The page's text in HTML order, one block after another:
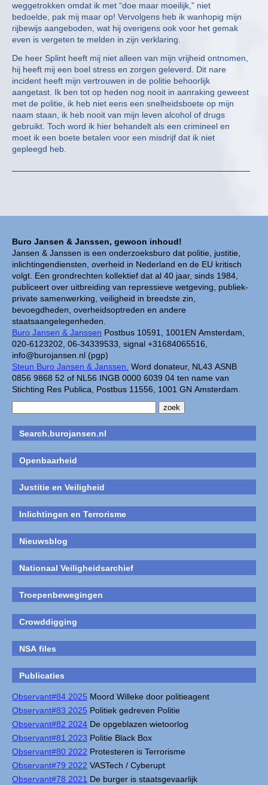
Buro Jansen & Janssen, gewoon inhoud!
Jansen & Janssen is een onderzoeksburo dat politie, justitie,
inlichtingendiensten, overheid in Nederland en de EU kritisch
volgt. Een grondrechten kollektief dat al 40 jaar, sinds 1984,
publiceert over uitbreiding van repressieve wetgeving, publiek-
private samenwerking, veiligheid in breedste zin,
bevoegdheden, overheidsoptreden en andere
staatsaangelegenheden.
Buro Jansen & Janssen Postbus 10591, 1001EN Amsterdam,
020-6123202, 06-34339533, signal +31684065516,
info@burojansen.nl (pgp)
Steun Buro Jansen & Janssen. Word donateur, NL43 ASNB
0856 9868 52 of NL56 INGB 0000 6039 04 ten name van
Stichting Res Publica, Postbus 11556, 1001 GN Amsterdam.
Search.burojansen.nl
Openbaarheid
Justitie en Veiligheid
Inlichtingen en Terrorisme
Nieuwsblog
Nationaal Veiligheidsarchief
Troepenbewegingen
Crowddigging
NSA files
Publicaties
Observant#84 2025 Moord Willeke door politieagent
Observant#83 2025 Politiek gedreven Politie
Observant#82 2024 De opgeblazen wietoorlog
Observant#81 2023 Politie Black Box
Observant#80 2022 Protesteren is Terrorisme
Observant#79 2022 VASTech / Cyberupt
Observant#78 2021 De burger is staatsgevaarlijk
weggetrokken omdat ik met “doe maar moeilijk,” niet
bedoelde, pak mij maar op! Vervolgens heb ik wanhopig mijn
rijbewijs aangeboden, wat hij overigens ook voor het gemak
even is vergeten te melden in zijn verklaring.
De heer Splint heeft mij niet alleen van mijn vrijheid ontnomen,
hij heeft mij een boel stress en zorgen geleverd. Dit nare
incident heeft mijn vertrouwen in de politie behoorlijk
aangetast. Ik ben tot op heden nog nooit in aanraking geweest
met de politie, ik heb niet eens een snelheidsboete op mijn
naam staan, ik heb nooit van mijn leven alcohol of drugs
gebruikt. Toch word ik hier behandelt als een crimineel en
moet ik een boete betalen voor een misdrijf dat ik niet
gepleegd heb.